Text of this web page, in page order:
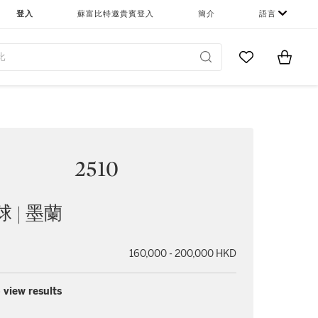
登入 蘇富比特邀貴賓登入 簡介 語言
Go to MyItems
2510
| 墨蘭
160,000 - 200,000 HKD
view results